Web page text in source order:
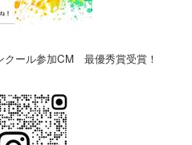
ール参加CM 最優秀賞受賞！